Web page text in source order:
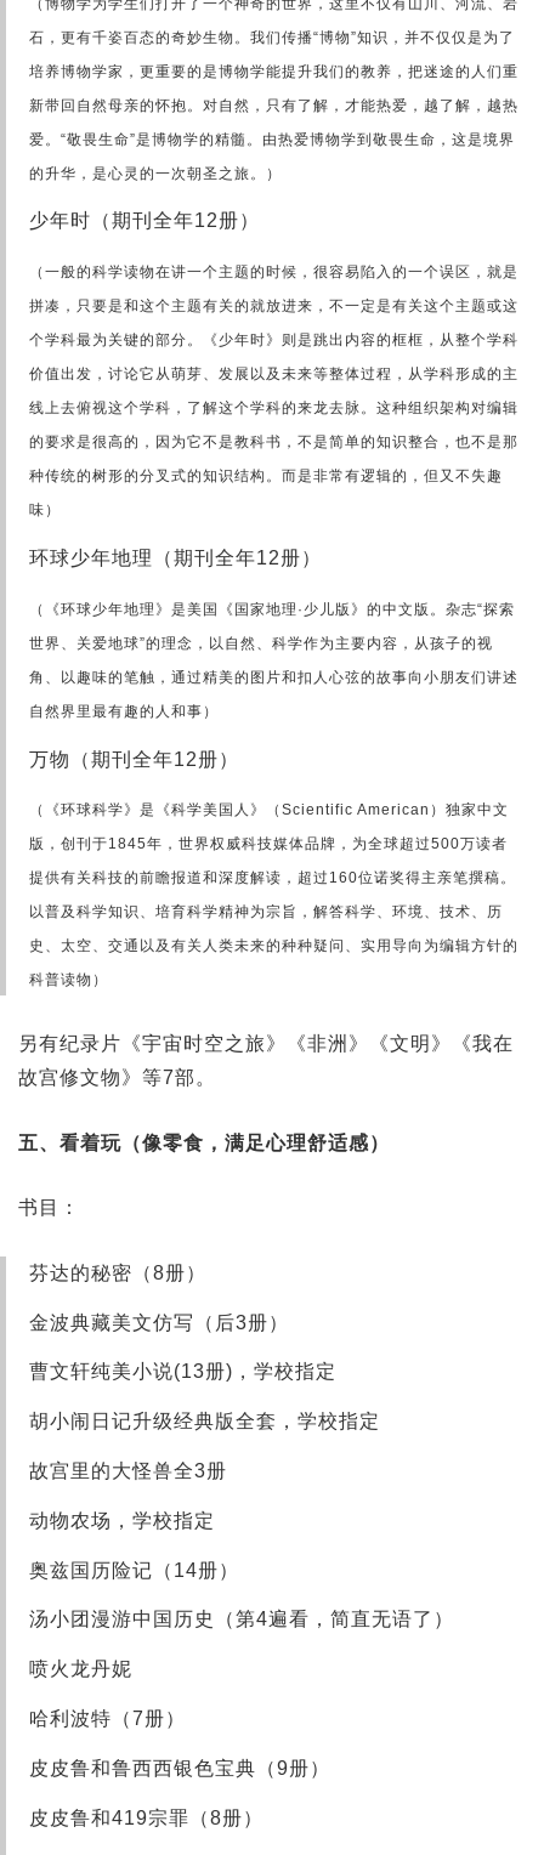
石，更有千姿百态的奇妙生物。我们传播“博物”知识，并不仅仅是为了
培养博物学家，更重要的是博物学能提升我们的教养，把迷途的人们重
新带回自然母亲的怀抱。对自然，只有了解，才能热爱，越了解，越热
爱。“敬畏生命”是博物学的精髓。由热爱博物学到敬畏生命，这是境界
的升华，是心灵的一次朝圣之旅。）
少年时（期刊全年12册）
（一般的科学读物在讲一个主题的时候，很容易陷入的一个误区，就是
拼凑，只要是和这个主题有关的就放进来，不一定是有关这个主题或这
个学科最为关键的部分。《少年时》则是跳出内容的框框，从整个学科
价值出发，讨论它从萌芽、发展以及未来等整体过程，从学科形成的主
线上去俯视这个学科，了解这个学科的来龙去脉。这种组织架构对编辑
的要求是很高的，因为它不是教科书，不是简单的知识整合，也不是那
种传统的树形的分叉式的知识结构。而是非常有逻辑的，但又不失趣
味）
环球少年地理（期刊全年12册）
（《环球少年地理》是美国《国家地理·少儿版》的中文版。杂志“探索
世界、关爱地球”的理念，以自然、科学作为主要内容，从孩子的视
角、以趣味的笔触，通过精美的图片和扣人心弦的故事向小朋友们讲述
自然界里最有趣的人和事）
万物（期刊全年12册）
（《环球科学》是《科学美国人》（Scientific American）独家中文
版，创刊于1845年，世界权威科技媒体品牌，为全球超过500万读者
提供有关科技的前瞻报道和深度解读，超过160位诺奖得主亲笔撰稿。
以普及科学知识、培育科学精神为宗旨，解答科学、环境、技术、历
史、太空、交通以及有关人类未来的种种疑问、实用导向为编辑方针的
科普读物）
另有纪录片《宇宙时空之旅》《非洲》《文明》《我在
故宫修文物》等7部。
五、看着玩（像零食，满足心理舒适感）
书目：
芬达的秘密（8册）
金波典藏美文仿写（后3册）
曹文轩纯美小说(13册)，学校指定
胡小闹日记升级经典版全套，学校指定
故宫里的大怪兽全3册
动物农场，学校指定
奥兹国历险记（14册）
汤小团漫游中国历史（第4遍看，简直无语了）
喷火龙丹妮
哈利波特（7册）
皮皮鲁和鲁西西银色宝典（9册）
皮皮鲁和419宗罪（8册）